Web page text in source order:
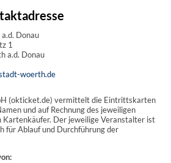
Donau
1
a.d. Donau
woerth.de
(okticket.de) vermittelt die Eintrittskarten
und auf Rechnung des jeweiligen
Kartenkäufer. Der jeweilige Veranstalter ist
für Ablauf und Durchführung der